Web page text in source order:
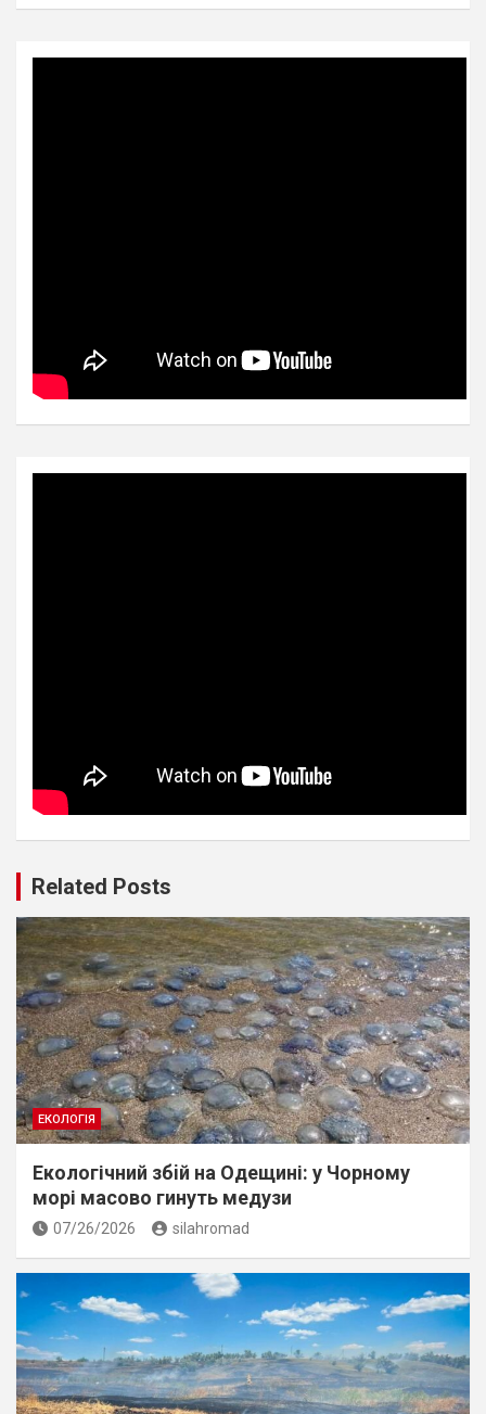
Related Posts
ЕКОЛОГІЯ
Екологічний збiй на Одещині: у Чорному
морі масово гинуть медузи
07/26/2026 silahromad